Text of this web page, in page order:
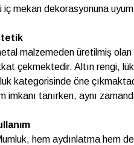
iç mekan dekorasyonuna
malzemeden üretilmiş olan
çekmektedir. Altın rengi,
kategorisinde öne
imkanı tanırken, aynı
hem aydınlatma hem